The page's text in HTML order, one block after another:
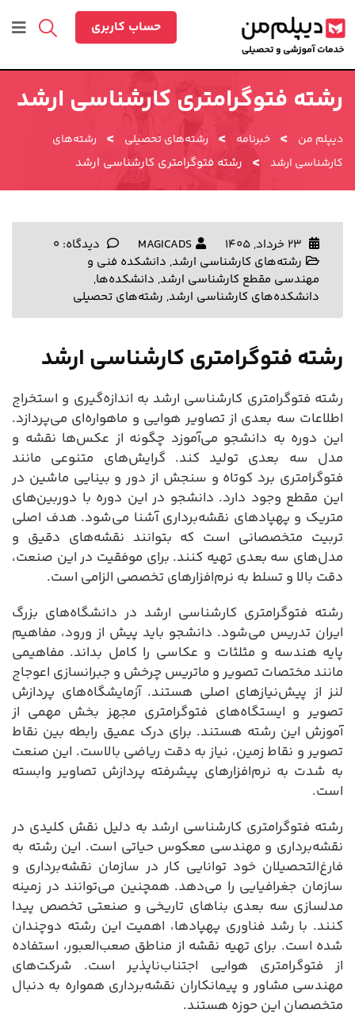
حساب کاربری
رشته فتوگرامتری کارشناسی ارشد
دیپلم من > خبرنامه > رشته‌های تحصیلی >
رشته‌های
کارشناسی ارشد > رشته فتوگرامتری کارشناسی ارشد
MAGICADS
دیدگاه: 0
رشته‌های کارشناسی ارشد, دانشکده فنی و
مهندسی مقطع کارشناسی ارشد, دانشکده‌ها,
دانشکده‌های کارشناسی ارشد, رشته‌های تحصیلی
رشته فتوگرامتری کارشناسی ارشد
رشته فتوگرامتری کارشناسی ارشد به اندازه‌گیری و استخراج
اطلاعات سه بعدی از تصاویر هوایی و ماهواره‌ای می‌پردازد.
این دوره به دانشجو می‌آموزد چگونه از عکس‌ها نقشه و
مدل سه بعدی تولید کند. گرایش‌های متنوعی مانند
فتوگرامتری برد کوتاه و سنجش از دور و بینایی ماشین در
این مقطع وجود دارد. دانشجو در این دوره با دوربین‌های
متریک و پهپادهای نقشه‌برداری آشنا می‌شود. هدف اصلی
تربیت متخصصانی است که بتوانند نقشه‌های دقیق و
مدل‌های سه بعدی تهیه کنند. برای موفقیت در این صنعت،
دقت بالا و تسلط به نرم‌افزارهای تخصصی الزامی است.
رشته فتوگرامتری کارشناسی ارشد در دانشگاه‌های بزرگ
ایران تدریس می‌شود. دانشجو باید پیش از ورود، مفاهیم
پایه هندسه و مثلثات و عکاسی را کامل بداند. مفاهیمی
مانند مختصات تصویر و ماتریس چرخش و جبرانسازی اعوجاج
لنز از پیش‌نیازهای اصلی هستند. آزمایشگاه‌های پردازش
تصویر و ایستگاه‌های فتوگرامتری مجهز بخش مهمی از
آموزش این رشته هستند. برای درک عمیق رابطه بین نقاط
تصویر و نقاط زمین، نیاز به دقت ریاضی بالاست. این صنعت
به شدت به نرم‌افزارهای پیشرفته پردازش تصاویر وابسته
است.
رشته فتوگرامتری کارشناسی ارشد به دلیل نقش کلیدی در
نقشه‌برداری و مهندسی معکوس حیاتی است. این رشته به
فارغ‌التحصیلان خود توانایی کار در سازمان نقشه‌برداری و
سازمان جغرافیایی را می‌دهد. همچنین می‌توانند در زمینه
مدلسازی سه بعدی بناهای تاریخی و صنعتی تخصص پیدا
کنند. با رشد فناوری پهپادها، اهمیت این رشته دوچندان
شده است. برای تهیه نقشه از مناطق صعب‌العبور، استفاده
از فتوگرامتری هوایی اجتناب‌ناپذیر است. شرکت‌های
مهندسی مشاور و پیمانکاران نقشه‌برداری همواره به دنبال
متخصصان این حوزه هستند.